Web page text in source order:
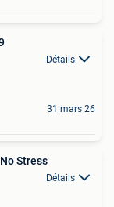
Détails
31 mars 26
Stress
Détails